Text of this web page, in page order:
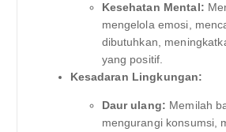
Kesehatan Mental:
mengelola emosi,
dibutuhkan,
yang positif.
Kesadaran Lingkungan:
Daur ulang: Memilah
mengurangi konsumsi,